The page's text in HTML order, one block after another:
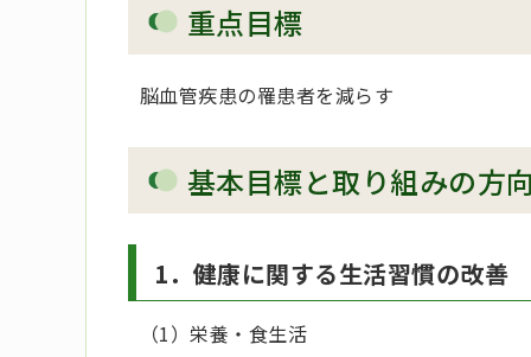
重点目標
脳血管疾患の罹患者を減らす
基本目標と取り組みの方向
1．健康に関する生活習慣の改善
（1）栄養・食生活